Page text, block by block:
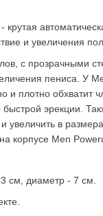
- крутая
и увеличения
с прозрачными
пениса. У
и плотно обхватит
эрекции.
увеличить в
корпусе Men
см, диаметр - 7 см.